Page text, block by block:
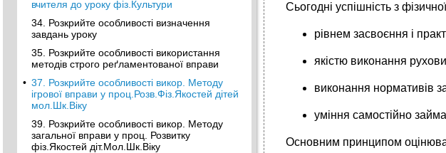
вчителя до уроку фіз.Культури
34. Розкрийте особливості визначення
завдань уроку
35. Розкрийте особливості використання
методів строго реґламентованої вправи
• 37. Розкрийте особливості викор. Методу
ігрової вправи у проц.Розв.Фіз.Якостей дітей
мол.Шк.Віку
39. Розкрийте особливості викор. Методу
загальної вправи у проц. Розвитку
фіз.Якостей діт.Мол.Шк.Віку
Сьогодні успішність з
рівнем засвоєння і
якістю виконання
виконання нормативів
уміння самостійно
Основним принципом